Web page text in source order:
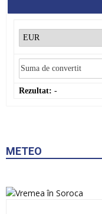
Rezultat: -
METEO